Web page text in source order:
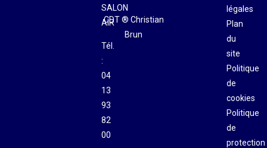
SALON
AIR
Tél.
:
04
13
93
82
00
CDT ® Christian
Brun
légales
Plan
du
site
Politique
de
cookies
Politique
de
protection